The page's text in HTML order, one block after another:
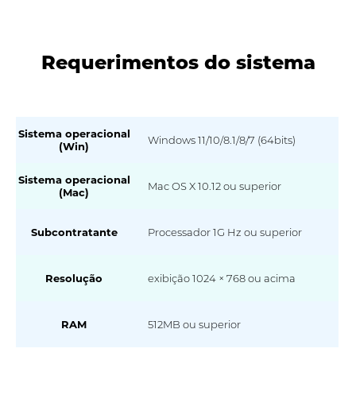
Requerimentos do sistema
Sistema operacional
(Win)
Windows 11/10/8.1/8/7 (64bits)
Sistema operacional
(Mac)
Mac OS X 10.12 ou superior
Subcontratante Processador 1G Hz ou superior
Resolução exibição 1024 × 768 ou acima
RAM 512MB ou superior